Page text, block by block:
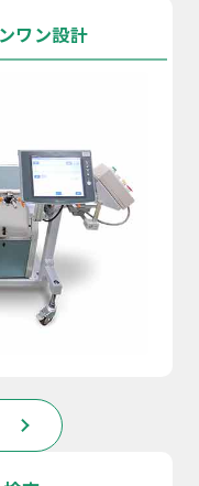
ワン設計